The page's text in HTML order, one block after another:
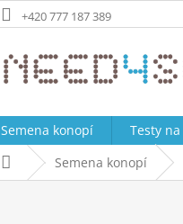
+420 777 187 389
Semena konopí Testy
Domů Semena konopí